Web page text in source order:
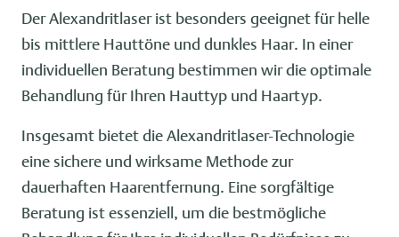
Der Alexandritlaser ist besonders geeignet für helle
bis mittlere Hauttöne und dunkles Haar. In einer
individuellen Beratung bestimmen wir die optimale
Behandlung für Ihren Hauttyp und Haartyp.
Insgesamt bietet die Alexandritlaser-Technologie
eine sichere und wirksame Methode zur
dauerhaften Haarentfernung. Eine sorgfältige
Beratung ist essenziell, um die bestmögliche